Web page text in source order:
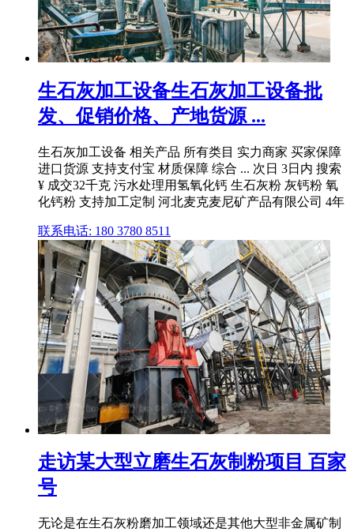
生石灰加工设备生石灰加工设备批
发、促销价格、产地货源 ...
生石灰加工设备 相关产品 所有类目 实力商家 买家保障
进口货源 支持支付宝 材质保障 综合 ... 次日 3日内 搜索
¥ 成交32千克 污水处理用氢氧化钙 生石灰粉 灰钙粉 氧
化钙粉 支持加工定制 河北麦克麦尼矿产品有限公司 4年
联系电话: 180 3780 8511
走访某大型立磨生石灰制粉项目 百家
号
无论是在生石灰粉磨加工领域还是其他大型非金属矿制